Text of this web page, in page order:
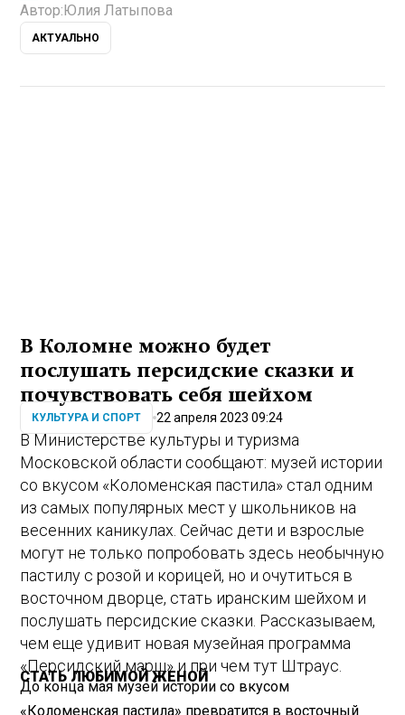
Автор:Юлия Латыпова
АКТУАЛЬНО
В Коломне можно будет
послушать персидские сказки и
почувствовать себя шейхом
КУЛЬТУРА И СПОРТ 22 апреля 2023 09:24
В Министерстве культуры и туризма
Московской области сообщают: музей истории
со вкусом «Коломенская пастила» стал одним
из самых популярных мест у школьников на
весенних каникулах. Сейчас дети и взрослые
могут не только попробовать здесь необычную
пастилу с розой и корицей, но и очутиться в
восточном дворце, стать иранским шейхом и
послушать персидские сказки. Рассказываем,
чем еще удивит новая музейная программа
«Персидский марш» и при чем тут Штраус.
СТАТЬ ЛЮБИМОЙ ЖЕНОЙ
До конца мая музей истории со вкусом
«Коломенская пастила» превратится в восточный